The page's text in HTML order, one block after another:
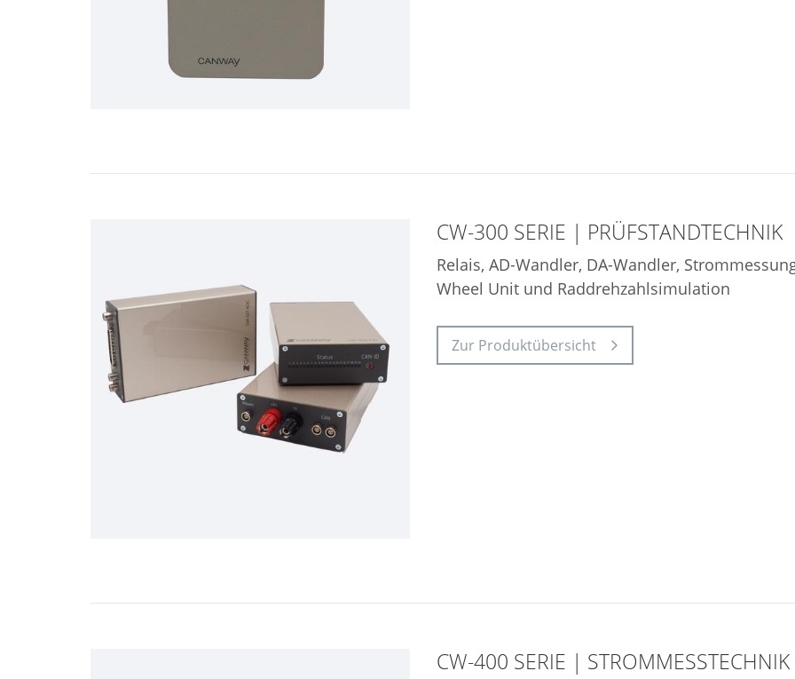
CW-300 SERIE | PRÜFSTANDTECHNIK
Relais, AD-Wandler, DA-Wandler,
Wheel Unit und Raddrehzahlsimulation
Zur Produktübersicht
CW-400 SERIE | STROMMESSTECHNIK